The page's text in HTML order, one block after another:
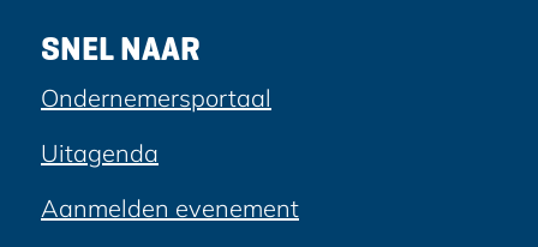
SNEL NAAR
Ondernemersportaal
Uitagenda
Aanmelden evenement